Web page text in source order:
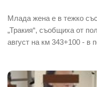
Млада жена е в тежко
„Тракия“, съобщиха от
август на км 343+100 - в